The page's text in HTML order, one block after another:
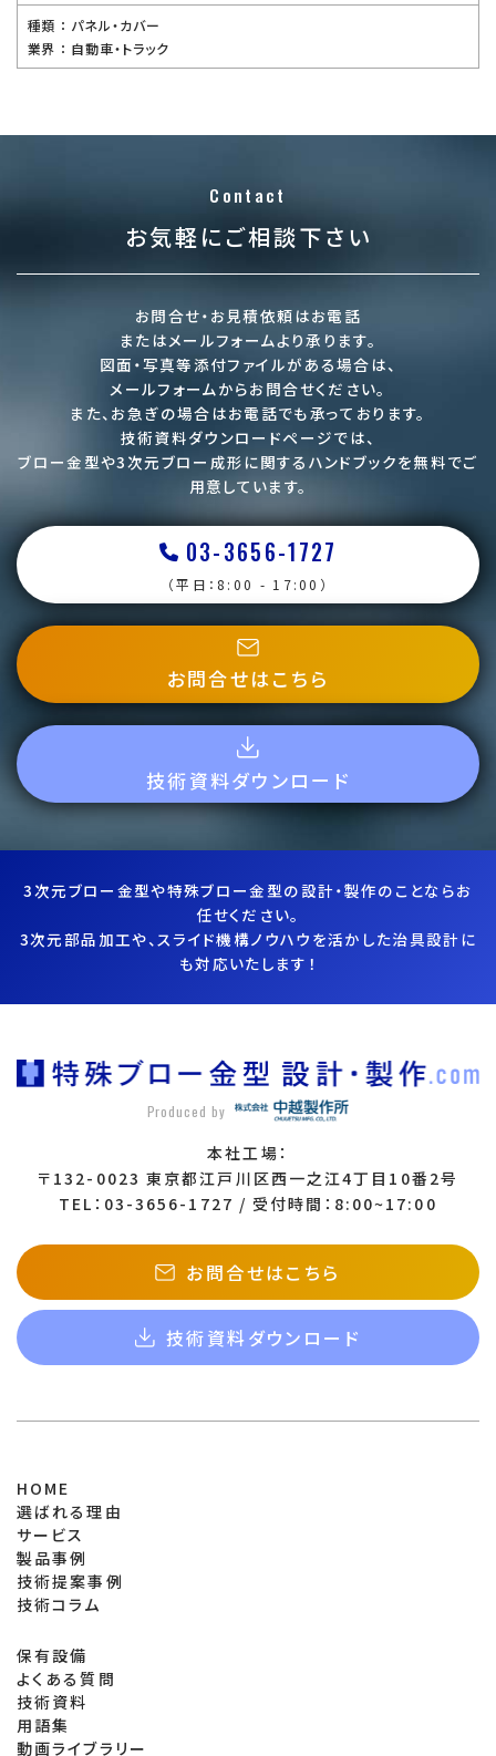
種類 ： パネル・カバー
業界 ： 自動車・トラック
Contact
お気軽にご相談下さい
お問合せ・お見積依頼はお電話
またはメールフォームより承ります。
図面・写真等添付ファイルがある場合は、
メールフォームからお問合せください。
また、お急ぎの場合はお電話でも承っております。
技術資料ダウンロードページでは、
ブロー金型や3次元ブロー成形に関するハンドブックを無料でご
用意しています。
03-3656-1727
（平日：8:00 - 17:00）
お問合せはこちら
技術資料ダウンロード
3次元ブロー金型や特殊ブロー金型の設計・製作のことならお
任せください。
3次元部品加工や、スライド機構ノウハウを活かした治具設計に
も対応いたします！
Produced by
本社工場：
〒132-0023 東京都江戸川区西一之江4丁目10番2号
TEL：03-3656-1727 / 受付時間：8:00~17:00
お問合せはこちら
技術資料ダウンロード
HOME
選ばれる理由
サービス
製品事例
技術提案事例
技術コラム
保有設備
よくある質問
技術資料
用語集
動画ライブラリー